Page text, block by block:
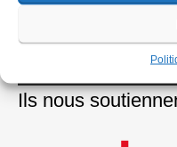
Ils nous